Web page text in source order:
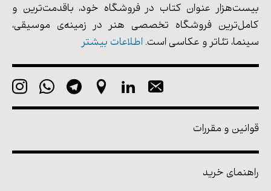
بیست‌هزار عنوان کتاب در فروشگاه خود، باقدمت‌ترین و
کامل‌ترین فروشگاه تخصصی هنر در زمینه‌ی موسیقی،
سینما، تئاتر و عکاسی است. اطلاعات بیشتر
قوانین و مقررات
راهنمای خرید